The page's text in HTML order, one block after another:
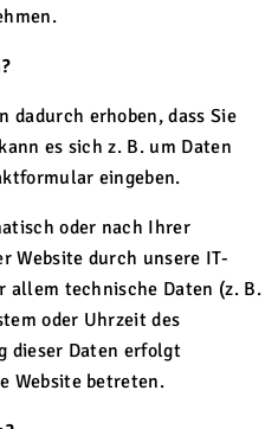
dadurch erhoben, dass Sie
es sich z. B. um Daten
eingeben.
oder nach Ihrer
Website durch unsere IT-
allem technische Daten (z. B.
oder Uhrzeit des
dieser Daten erfolgt
Website betreten.